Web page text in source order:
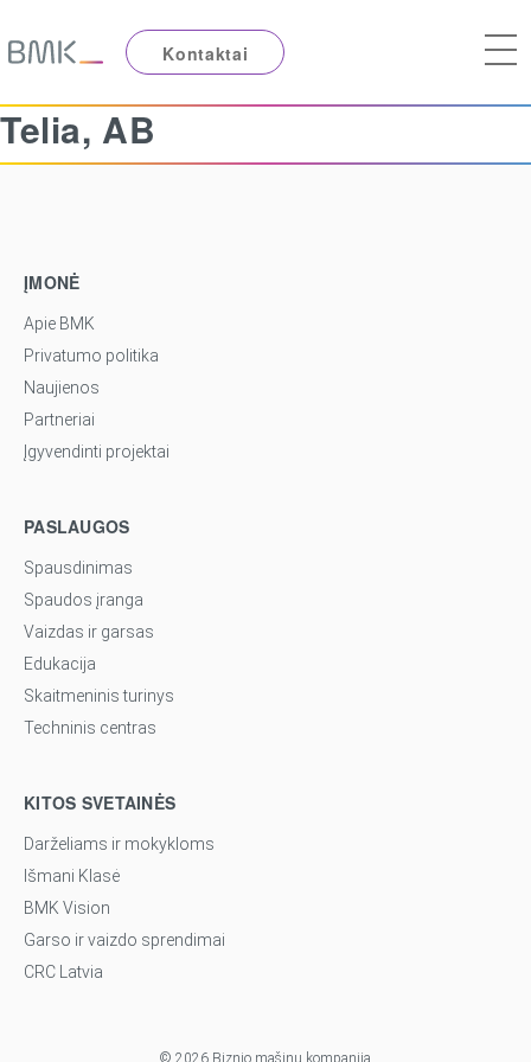
Kontaktai
Telia, AB
ĮMONĖ
Apie BMK
Privatumo politika
Naujienos
Partneriai
Įgyvendinti projektai
PASLAUGOS
Spausdinimas
Spaudos įranga
Vaizdas ir garsas
Edukacija
Skaitmeninis turinys
Techninis centras
KITOS SVETAINĖS
Darželiams ir mokykloms
Išmani Klasė
BMK Vision
Garso ir vaizdo sprendimai
CRC Latvia
© 2026 Biznio mašinų kompanija